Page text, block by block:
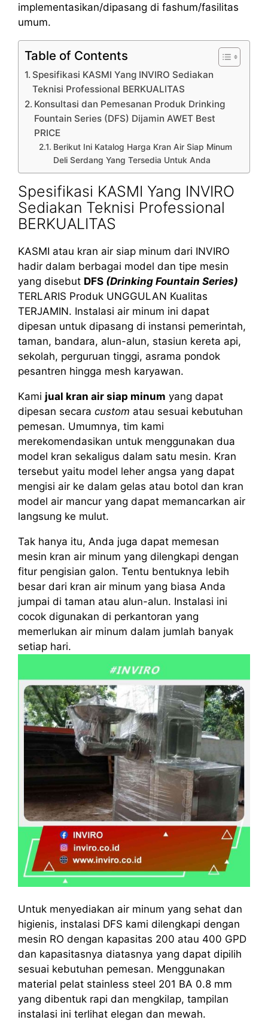
implementasikan/dipasang di fashum/fasilitas
umum.
Table of Contents
Spesifikasi KASMI Yang INVIRO Sediakan
Teknisi Professional BERKUALITAS
Konsultasi dan Pemesanan Produk Drinking
Fountain Series (DFS) Dijamin AWET Best
PRICE
Berikut Ini Katalog Harga Kran Air Siap Minum
Deli Serdang Yang Tersedia Untuk Anda
Spesifikasi KASMI Yang INVIRO
Sediakan Teknisi Professional
BERKUALITAS
KASMI atau kran air siap minum dari INVIRO
hadir dalam berbagai model dan tipe mesin
yang disebut DFS (Drinking Fountain Series)
TERLARIS Produk UNGGULAN Kualitas
TERJAMIN. Instalasi air minum ini dapat
dipesan untuk dipasang di instansi pemerintah,
taman, bandara, alun-alun, stasiun kereta api,
sekolah, perguruan tinggi, asrama pondok
pesantren hingga mesh karyawan.
Kami jual kran air siap minum yang dapat
dipesan secara custom atau sesuai kebutuhan
pemesan. Umumnya, tim kami
merekomendasikan untuk menggunakan dua
model kran sekaligus dalam satu mesin. Kran
tersebut yaitu model leher angsa yang dapat
mengisi air ke dalam gelas atau botol dan kran
model air mancur yang dapat memancarkan air
langsung ke mulut.
Tak hanya itu, Anda juga dapat memesan
mesin kran air minum yang dilengkapi dengan
fitur pengisian galon. Tentu bentuknya lebih
besar dari kran air minum yang biasa Anda
jumpai di taman atau alun-alun. Instalasi ini
cocok digunakan di perkantoran yang
memerlukan air minum dalam jumlah banyak
setiap hari.
Untuk menyediakan air minum yang sehat dan
higienis, instalasi DFS kami dilengkapi dengan
mesin RO dengan kapasitas 200 atau 400 GPD
dan kapasitasnya diatasnya yang dapat dipilih
sesuai kebutuhan pemesan. Menggunakan
material pelat stainless steel 201 BA 0.8 mm
yang dibentuk rapi dan mengkilap, tampilan
instalasi ini terlihat elegan dan mewah.